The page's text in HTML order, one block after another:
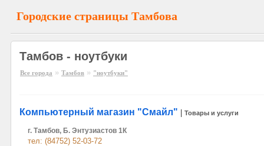
Городские страницы Тамбова
Тамбов - ноутбуки
Все города » Тамбов » "ноутбуки"
Компьютерный магазин "Смайл" Товары и услуги
г. Тамбов, Б. Энтузиастов 1К
тел: (84752) 52-03-72